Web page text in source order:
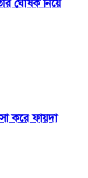
ঘোষক নিয়ে
করে ফায়দা